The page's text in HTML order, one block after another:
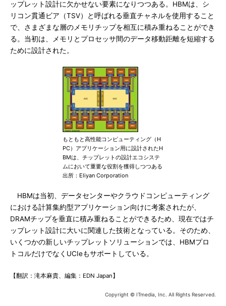
ップレット設計に欠かせない要素になりつつある。HBMは、シ
リコン貫通ビア（TSV）と呼ばれる垂直チャネルを使用すること
で、さまざまな層のメモリチップを相互に積み重ねることができ
る。当初は、メモリとプロセッサ間のデータ移動距離を短縮する
ために設計された。
もともと高性能コンピューティング（H
PC）アプリケーション用に設計されたH
BMは、チップレットの設計エコシステ
ムにおいて重要な役割を獲得しつつある
出所：Eliyan Corporation
HBMは当初、データセンターやクラウドコンピューティング
における計算集約型アプリケーション向けに考案されたが、
DRAMチップを垂直に積み重ねることができるため、現在ではチ
ップレット設計に大いに関連した技術となっている。そのため、
いくつかの新しいチップレットソリューションでは、HBMプロ
トコルだけでなくUCIeもサポートしている。
【翻訳：滝本麻貴、編集：EDN Japan】
Copyright © ITmedia, Inc. All Rights Reserved.